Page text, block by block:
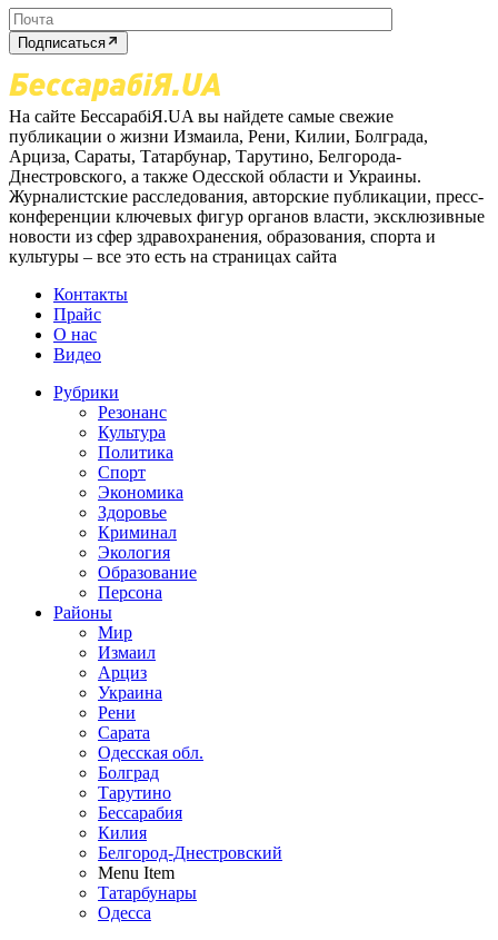
Подписаться
На сайте БессарабіЯ.UA вы найдете самые свежие
публикации о жизни Измаила, Рени, Килии, Болграда,
Арциза, Сараты, Татарбунар, Тарутино, Белгорода-
Днестровского, а также Одесской области и Украины.
Журналистские расследования, авторские публикации, пресс-
конференции ключевых фигур органов власти, эксклюзивные
новости из сфер здравохранения, образования, спорта и
культуры – все это есть на страницах сайта
Контакты
Прайс
О нас
Видео
Рубрики
Резонанс
Культура
Политика
Спорт
Экономика
Здоровье
Криминал
Экология
Образование
Персона
Районы
Мир
Измаил
Арциз
Украина
Рени
Сарата
Одесская обл.
Болград
Тарутино
Бессарабия
Килия
Белгород-Днестровский
Menu Item
Татарбунары
Одесса